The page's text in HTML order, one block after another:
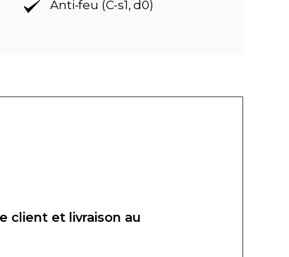
Anti-feu (C-s1, d0)
client et livraison au